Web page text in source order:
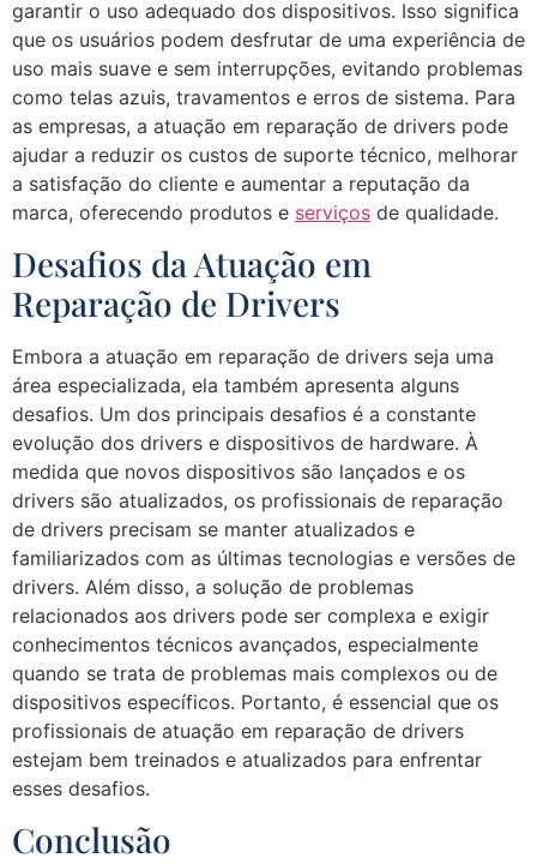
garantir o uso adequado dos dispositivos. Isso significa
que os usuários podem desfrutar de uma experiência de
uso mais suave e sem interrupções, evitando problemas
como telas azuis, travamentos e erros de sistema. Para
as empresas, a atuação em reparação de drivers pode
ajudar a reduzir os custos de suporte técnico, melhorar
a satisfação do cliente e aumentar a reputação da
marca, oferecendo produtos e serviços de qualidade.
Desafios da Atuação em
Reparação de Drivers
Embora a atuação em reparação de drivers seja uma
área especializada, ela também apresenta alguns
desafios. Um dos principais desafios é a constante
evolução dos drivers e dispositivos de hardware. À
medida que novos dispositivos são lançados e os
drivers são atualizados, os profissionais de reparação
de drivers precisam se manter atualizados e
familiarizados com as últimas tecnologias e versões de
drivers. Além disso, a solução de problemas
relacionados aos drivers pode ser complexa e exigir
conhecimentos técnicos avançados, especialmente
quando se trata de problemas mais complexos ou de
dispositivos específicos. Portanto, é essencial que os
profissionais de atuação em reparação de drivers
estejam bem treinados e atualizados para enfrentar
esses desafios.
Conclusão